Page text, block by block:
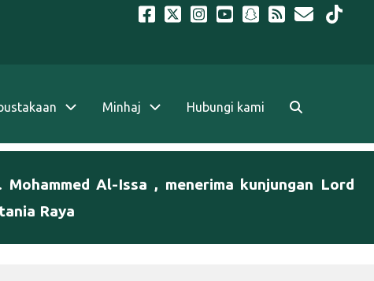
Minhaj Hubungi kami
Al-Issa , menerima kunjungan Lord
Raya